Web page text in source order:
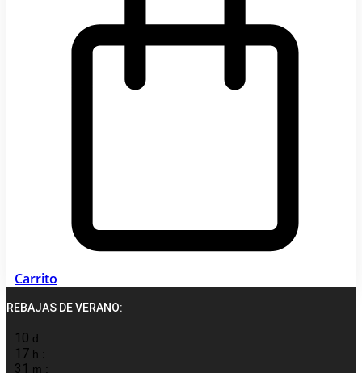
Carrito
REBAJAS DE VERANO:
10 d :
17 h :
31 m :